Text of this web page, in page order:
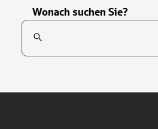
Wonach suchen Sie?
Suchfeld